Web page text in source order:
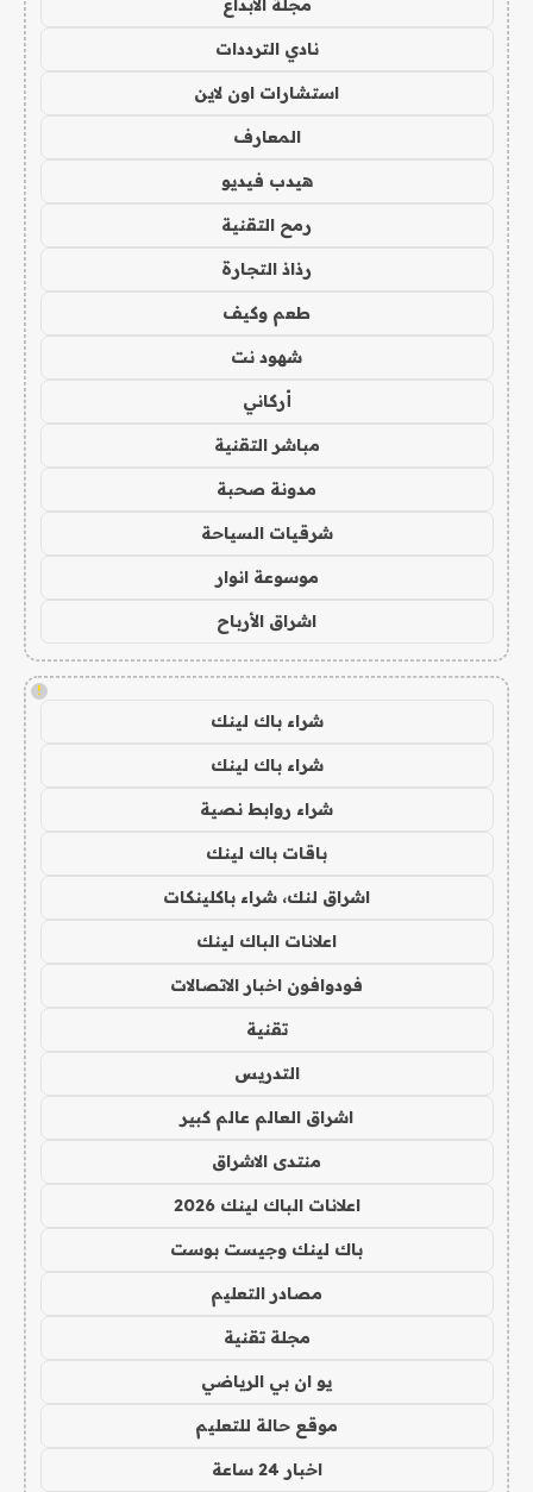
مجلة الابداع
نادي الترددات
استشارات اون لاين
المعارف
هيدب فيديو
رمح التقنية
رذاذ التجارة
طعم وكيف
شهود نت
أركاني
مباشر التقنية
مدونة صحبة
شرقيات السياحة
موسوعة انوار
اشراق الأرباح
!
شراء باك لينك
شراء باك لينك
شراء روابط نصية
باقات باك لينك
اشراق لنك، شراء باكلينكات
اعلانات الباك لينك
فودوافون اخبار الاتصالات
تقنية
التدريس
اشراق العالم عالم كبير
منتدى الاشراق
اعلانات الباك لينك 2026
باك لينك وجيست بوست
مصادر التعليم
مجلة تقنية
يو ان بي الرياضي
موقع حالة للتعليم
اخبار 24 ساعة